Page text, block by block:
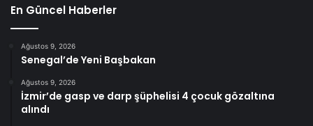
En Güncel Haberler
Ağustos 9, 2026
Senegal’de Yeni Başbakan
Ağustos 9, 2026
İzmir’de gasp ve darp şüphelisi 4 çocuk gözaltına
alındı